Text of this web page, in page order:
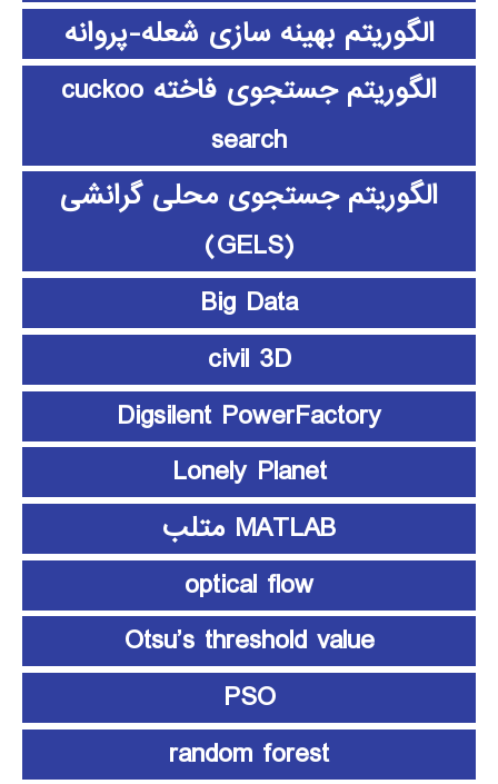
الگوریتم بهینه سازی شعله-پروانه
الگوریتم جستجوی فاخته cuckoo
search
الگوریتم جستجوی محلی گرانشی
(GELS)
Big Data
civil 3D
Digsilent PowerFactory
Lonely Planet
MATLAB متلب
optical flow
Otsu’s threshold value
PSO
random forest